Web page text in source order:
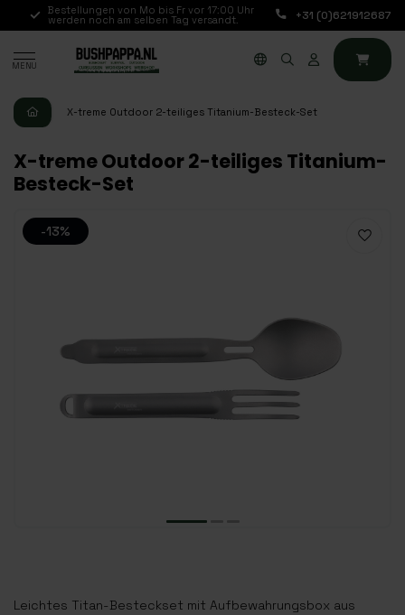
Bestellungen von Mo bis Fr vor 17:00 Uhr
werden noch am selben Tag versandt.
Jeden Tag von
Chat, Telefon oder
+31 (0)621912687
MENU
X-treme Outdoor 2-teiliges Titanium-Besteck-Set
X-treme Outdoor 2-teiliges Titanium-
Besteck-Set
-13%
Leichtes Titan-Besteckset mit Aufbewahrungsbox aus